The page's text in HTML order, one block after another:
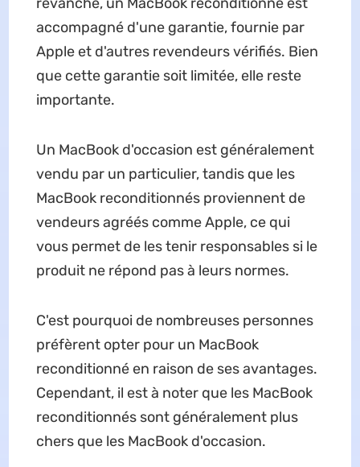
accompagné d'une garantie, fournie par
Apple et d'autres revendeurs vérifiés. Bien
que cette garantie soit limitée, elle reste
importante.
Un MacBook d'occasion est généralement
vendu par un particulier, tandis que les
MacBook reconditionnés proviennent de
vendeurs agréés comme Apple, ce qui
vous permet de les tenir responsables si le
produit ne répond pas à leurs normes.
C'est pourquoi de nombreuses personnes
préfèrent opter pour un MacBook
reconditionné en raison de ses avantages.
Cependant, il est à noter que les MacBook
reconditionnés sont généralement plus
chers que les MacBook d'occasion.